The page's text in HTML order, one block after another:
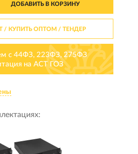
ДОБАВИТЬ В КОРЗИНУ
/ КУПИТЬ ОПТОМ/ ТЕНДЕР
с 44ФЗ, 223ФЗ, 275ФЗ
на АСТ ГОЗ